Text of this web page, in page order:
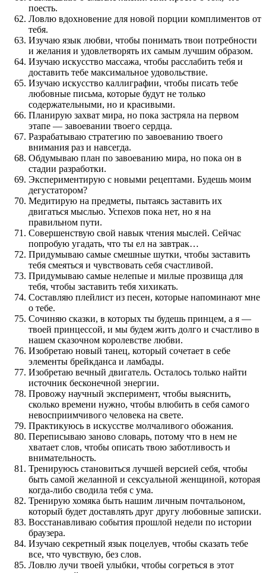
поесть.
Ловлю вдохновение для новой порции комплиментов от
тебя.
Изучаю язык любви, чтобы понимать твои потребности
и желания и удовлетворять их самым лучшим образом.
Изучаю искусство массажа, чтобы расслабить тебя и
доставить тебе максимальное удовольствие.
Изучаю искусство каллиграфии, чтобы писать тебе
любовные письма, которые будут не только
содержательными, но и красивыми.
Планирую захват мира, но пока застряла на первом
этапе — завоевании твоего сердца.
Разрабатываю стратегию по завоеванию твоего
внимания раз и навсегда.
Обдумываю план по завоеванию мира, но пока он в
стадии разработки.
Экспериментирую с новыми рецептами. Будешь моим
дегустатором?
Медитирую на предметы, пытаясь заставить их
двигаться мыслью. Успехов пока нет, но я на
правильном пути.
Совершенствую свой навык чтения мыслей. Сейчас
попробую угадать, что ты ел на завтрак…
Придумываю самые смешные шутки, чтобы заставить
тебя смеяться и чувствовать себя счастливой.
Придумываю самые нелепые и милые прозвища для
тебя, чтобы заставить тебя хихикать.
Составляю плейлист из песен, которые напоминают мне
о тебе.
Сочиняю сказки, в которых ты будешь принцем, а я —
твоей принцессой, и мы будем жить долго и счастливо в
нашем сказочном королевстве любви.
Изобретаю новый танец, который сочетает в себе
элементы брейкданса и ламбады.
Изобретаю вечный двигатель. Осталось только найти
источник бесконечной энергии.
Провожу научный эксперимент, чтобы выяснить,
сколько времени нужно, чтобы влюбить в себя самого
невосприимчивого человека на свете.
Практикуюсь в искусстве молчаливого обожания.
Переписываю заново словарь, потому что в нем не
хватает слов, чтобы описать твою заботливость и
внимательность.
Тренируюсь становиться лучшей версией себя, чтобы
быть самой желанной и сексуальной женщиной, которая
когда-либо сводила тебя с ума.
Тренирую хомяка быть нашим личным почтальоном,
который будет доставлять друг другу любовные записки.
Восстанавливаю события прошлой недели по истории
браузера.
Изучаю секретный язык поцелуев, чтобы сказать тебе
все, что чувствую, без слов.
Ловлю лучи твоей улыбки, чтобы согреться в этот